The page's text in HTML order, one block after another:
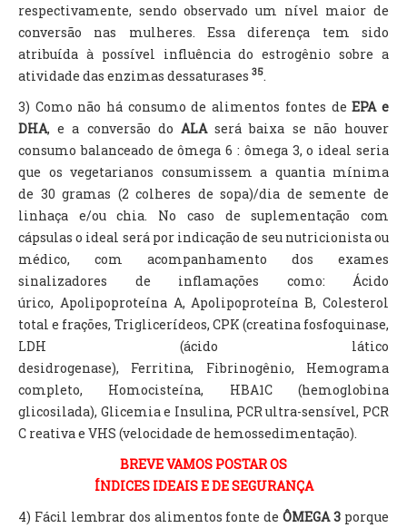
respectivamente, sendo observado um nível maior de
conversão nas mulheres. Essa diferença tem sido
atribuída à possível influência do estrogênio sobre a
atividade das enzimas dessaturases 35.
3) Como não há consumo de alimentos fontes deEPA e
DHA, e a conversão do ALAserá baixa se não houver
consumo balanceado de ômega 6 : ômega 3, o ideal seria
que os vegetarianos consumissem a quantia mínima
de 30 gramas (2 colheres de sopa)/dia de semente de
linhaça e/ou chia. No caso de suplementação com
cápsulas o ideal será por indicação de seu nutricionista ou
médico, com acompanhamento dos exames
sinalizadores de inflamações como: Ácido
úrico, Apolipoproteína A, Apolipoproteína B,Colesterol
total e frações, Triglicerídeos, CPK (creatina fosfoquinase,
LDH (ácido lático
desidrogenase), Ferritina, Fibrinogênio, Hemograma
completo, Homocisteína, HBA1C (hemoglobina
glicosilada), Glicemia e Insulina, PCR ultra-sensível, PCR
C reativa e VHS (velocidade de hemossedimentação).
BREVE VAMOS POSTAR OS
ÍNDICES IDEAIS E DE SEGURANÇA
4) Fácil lembrar dos alimentos fonte deÔMEGA 3 porque